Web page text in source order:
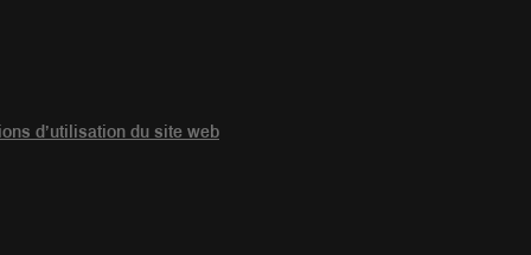
d’utilisation du site web